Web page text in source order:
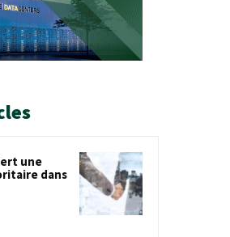
une
dans